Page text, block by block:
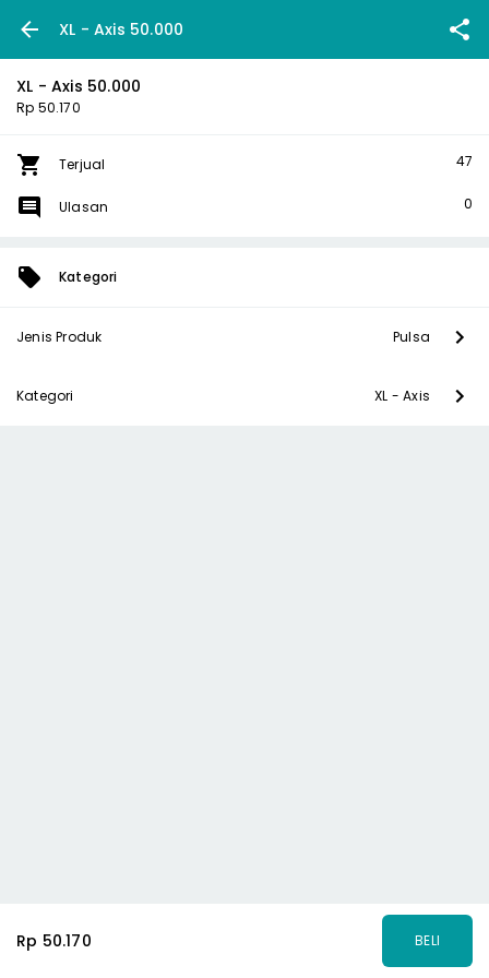
XL - Axis 50.000
XL - Axis 50.000
Rp 50.170
Terjual 47
Ulasan 0
Kategori
Jenis Produk Pulsa
Kategori XL - Axis
Rp 50.170 BELI